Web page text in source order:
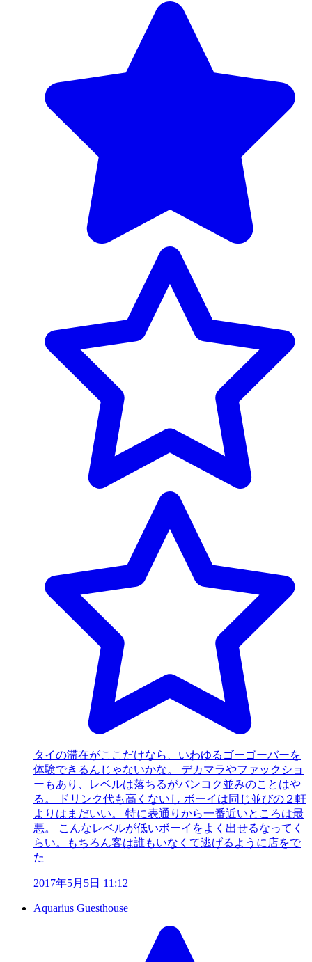
タイの滞在がここだけなら、いわゆるゴーゴーバーを
体験できるんじゃないかな。 デカマラやファックショ
ーもあり、レベルは落ちるがバンコク並みのことはや
る。 ドリンク代も高くないし ボーイは同じ並びの２軒
よりはまだいい。 特に表通りから一番近いところは最
悪。 こんなレベルが低いボーイをよく出せるなってく
らい。もちろん客は誰もいなくて逃げるように店をで
た
2017年5月5日 11:12
Aquarius Guesthouse